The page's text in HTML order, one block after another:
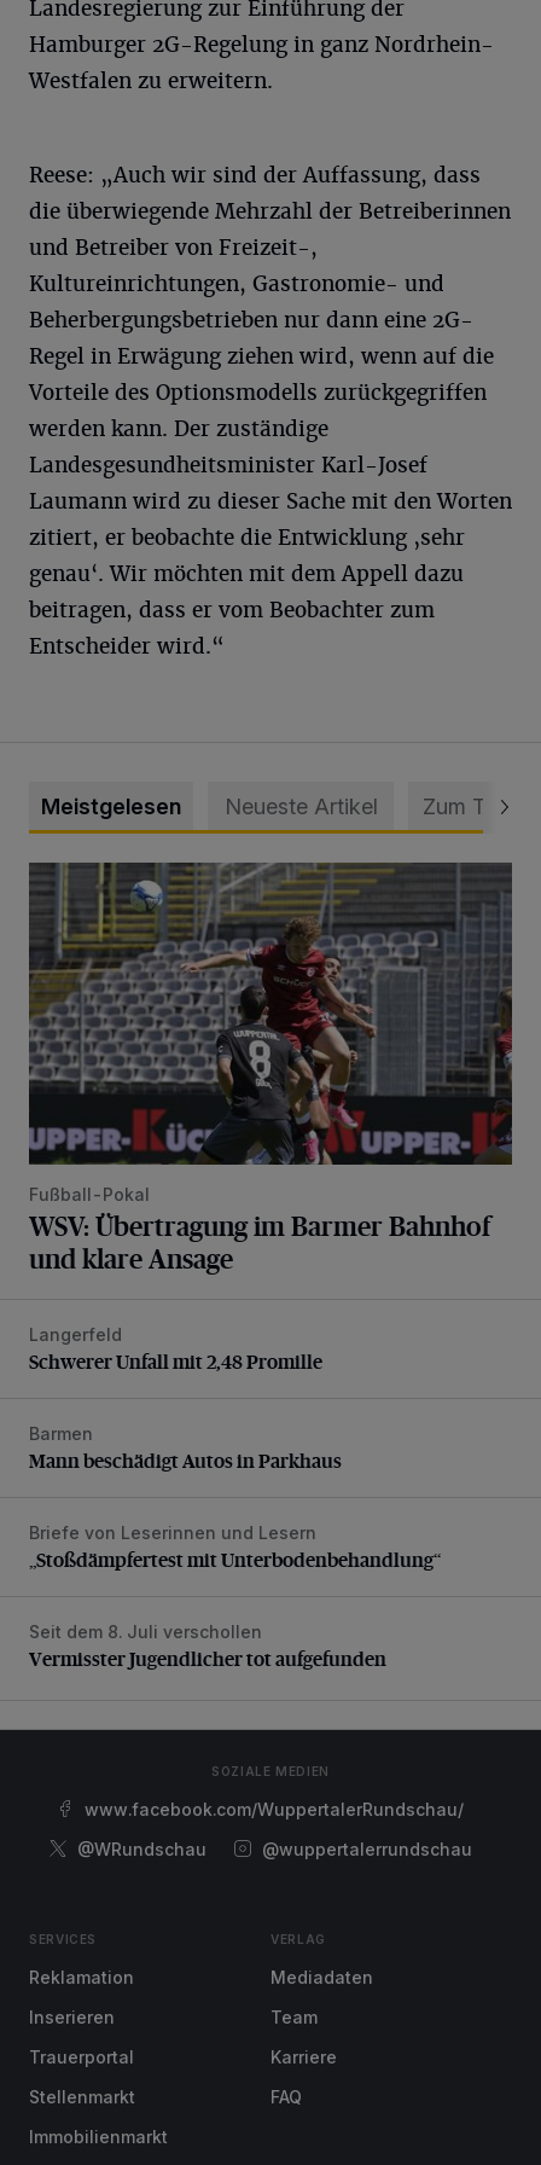
Landesregierung zur Einführung der
Hamburger 2G-Regelung in ganz Nordrhein-
Westfalen zu erweitern.
Reese: „Auch wir sind der Auffassung, dass
die überwiegende Mehrzahl der Betreiberinnen
und Betreiber von Freizeit-,
Kultureinrichtungen, Gastronomie- und
Beherbergungsbetrieben nur dann eine 2G-
Regel in Erwägung ziehen wird, wenn auf die
Vorteile des Optionsmodells zurückgegriffen
werden kann. Der zuständige
Landesgesundheitsminister Karl-Josef
Laumann wird zu dieser Sache mit den Worten
zitiert, er beobachte die Entwicklung ‚sehr
genau‘. Wir möchten mit dem Appell dazu
beitragen, dass er vom Beobachter zum
Entscheider wird.“
Meistgelesen Neueste Artikel Zum Thema
WSV: Übertragung im Barmer Bahnhof und klare Ansage
Fußball-Pokal
WSV: Übertragung im Barmer Bahnhof
und klare Ansage
Schwerer Unfall mit 2,48 Promille
Langerfeld
Schwerer Unfall mit 2,48 Promille
Mann beschädigt Autos in Parkhaus
Barmen
Mann beschädigt Autos in Parkhaus
„Stoßdämpfertest mit Unterbodenbehandlung“
Briefe von Leserinnen und Lesern
„Stoßdämpfertest mit Unterbodenbehandlung“
Vermisster Jugendlicher tot aufgefunden
Seit dem 8. Juli verschollen
Vermisster Jugendlicher tot aufgefunden
SOZIALE MEDIEN
www.facebook.com/WuppertalerRundschau/
@WRundschau
@wuppertalerrundschau
SERVICES
Reklamation
Inserieren
Trauerportal
Stellenmarkt
Immobilienmarkt
VERLAG
Mediadaten
Team
Karriere
FAQ